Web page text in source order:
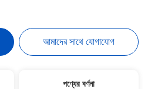
আমাদের সাথে যোগাযোগ
পণ্যের বর্ণনা